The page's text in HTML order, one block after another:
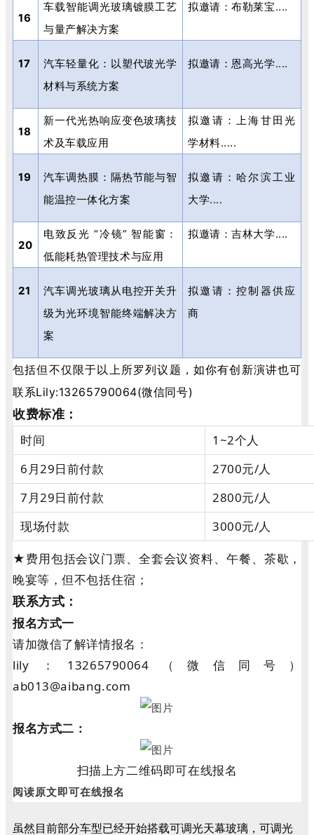
16
车载智能调光玻璃镀膜工艺
与量产解决方案
拟邀请：布勒莱宝....
17
汽车轻量化：以塑代玻光学
材料与系统方案
拟邀请：恩高光学....
18
新一代光热响应变色玻璃技
术及车载应用
拟邀请：上海甘田光
学材料.....
19
汽车调热膜：隔热节能与智
能温控一体化方案
拟邀请：哈尔滨工业
大学....
20
电致反光 “冷镜” 智能窗：
低能耗热管理技术与应用
拟邀请：吉林大学....
21
汽车调光玻璃从电控开关升
级为光环境智能终端解决方
案
拟邀请：控制器供应
商
包括但不仅限于以上所罗列议题，如你有创新演讲也可
联系Lily:13265790064(微信同号)
收费标准：
时间
1~2个人
6月29日前付款
2700元/人
7月29日前付款
2800元/人
现场付款
3000元/人
★费用包括会议门票、全套会议资料、午餐、茶歇，
晚宴等，但不包括住宿；
联系方式：
报名方式一
请加微信了解详情报名：
lily：13265790064（微信同号）
ab013@aibang.com
报名方式二：
扫描上方二维码即可在线报名
阅读原文即可在线报名
虽然目前部分车型已经开始搭载可调光天幕玻璃，可调光